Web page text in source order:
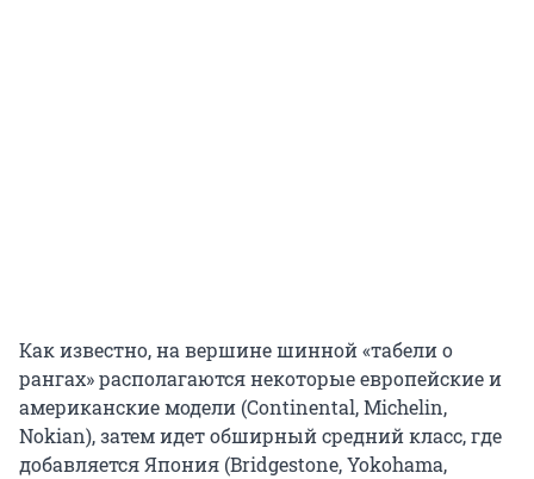
Как известно, на вершине шинной «табели о
рангах» располагаются некоторые европейские и
американские модели (Continental, Michelin,
Nokian), затем идет обширный средний класс, где
добавляется Япония (Bridgestone, Yokohama,